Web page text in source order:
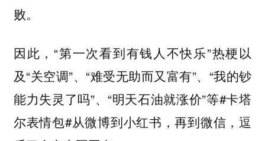
败。
因此，“第一次看到有钱人不快乐”热梗以
及“关空调”、“难受无助而又富有”、“我的钞
能力失灵了吗”、“明天石油就涨价”等#卡塔
尔表情包#从微博到小红书，再到微信，逗